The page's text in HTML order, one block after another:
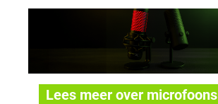
Lees meer over microfoons